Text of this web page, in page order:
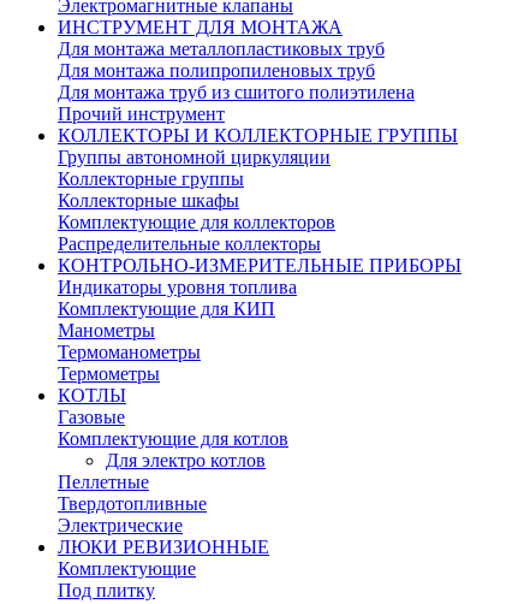
Электромагнитные клапаны
ИНСТРУМЕНТ ДЛЯ МОНТАЖА
Для монтажа металлопластиковых труб
Для монтажа полипропиленовых труб
Для монтажа труб из сшитого полиэтилена
Прочий инструмент
КОЛЛЕКТОРЫ И КОЛЛЕКТОРНЫЕ ГРУППЫ
Группы автономной циркуляции
Коллекторные группы
Коллекторные шкафы
Комплектующие для коллекторов
Распределительные коллекторы
КОНТРОЛЬНО-ИЗМЕРИТЕЛЬНЫЕ ПРИБОРЫ
Индикаторы уровня топлива
Комплектующие для КИП
Манометры
Термоманометры
Термометры
КОТЛЫ
Газовые
Комплектующие для котлов
Для электро котлов
Пеллетные
Твердотопливные
Электрические
ЛЮКИ РЕВИЗИОННЫЕ
Комплектующие
Под плитку